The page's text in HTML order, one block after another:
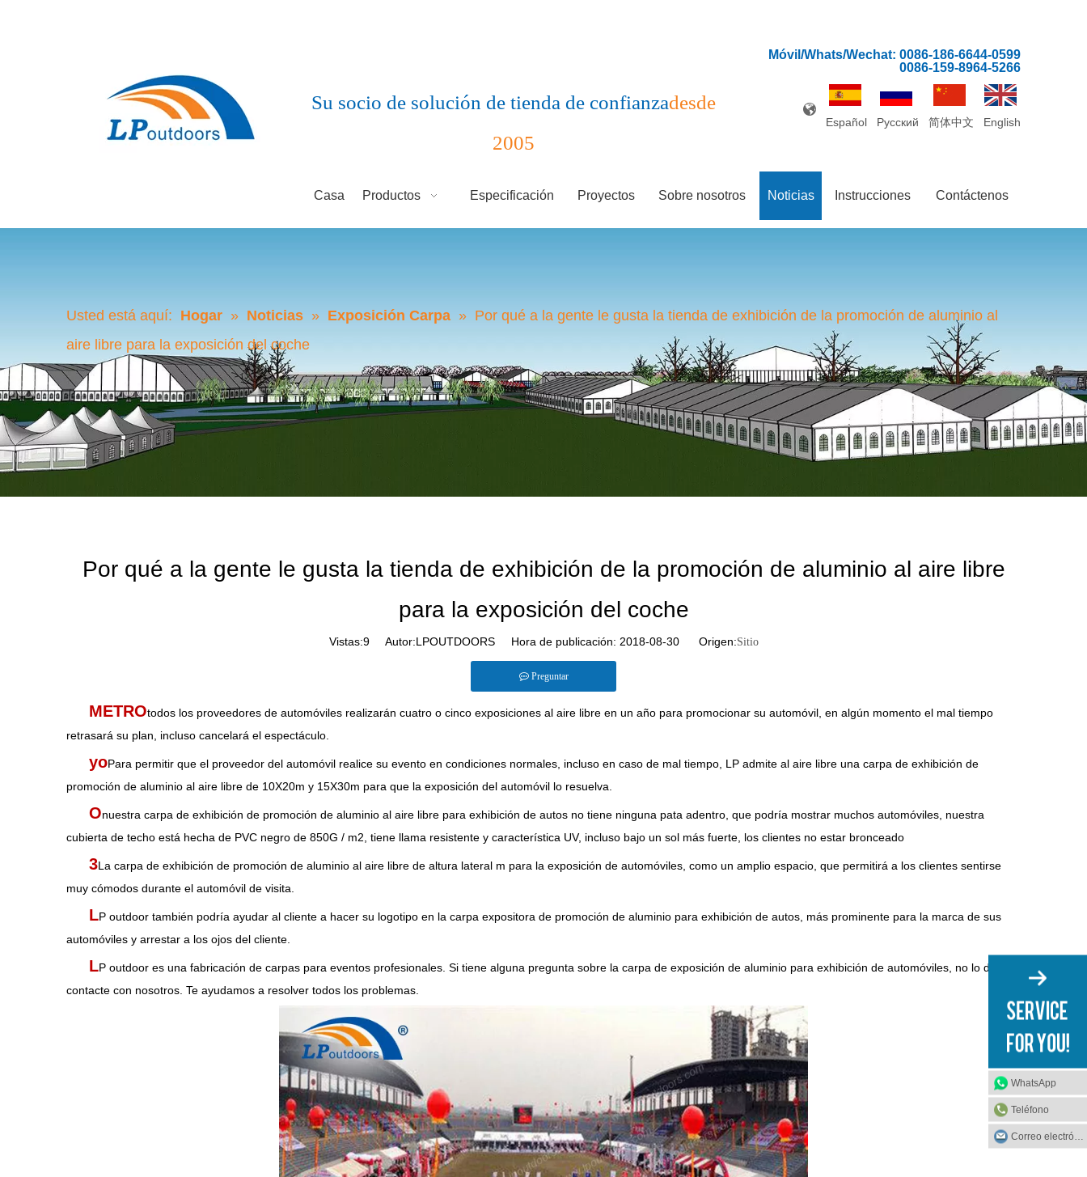
Móvil/Whats/Wechat: 0086-186-6644-0599
0086-159-8964-5266
Su socio de solución de tienda de confianzadesde
2005
Español Pусский 简体中文 English
Casa Productos Especificación Proyectos Sobre nosotros Noticias Instrucciones Contáctenos
Usted está aquí: Hogar » Noticias » Exposición Carpa » Por qué a la gente le gusta la tienda de exhibición de la promoción de aluminio al
aire libre para la exposición del coche
Por qué a la gente le gusta la tienda de exhibición de la promoción de aluminio al aire libre
para la exposición del coche
Vistas:9Autor:LPOUTDOORS Hora de publicación: 2018-08-30 Origen:Sitio
Preguntar
METROtodos los proveedores de automóviles realizarán cuatro o cinco exposiciones al aire libre en un año para promocionar su automóvil, en algún momento el mal tiempo
retrasará su plan, incluso cancelará el espectáculo.
yoPara permitir que el proveedor del automóvil realice su evento en condiciones normales, incluso en caso de mal tiempo, LP admite al aire libre una carpa de exhibición de
promoción de aluminio al aire libre de 10X20m y 15X30m para que la exposición del automóvil lo resuelva.
Onuestra carpa de exhibición de promoción de aluminio al aire libre para exhibición de autos no tiene ninguna pata adentro, que podría mostrar muchos automóviles, nuestra
cubierta de techo está hecha de PVC negro de 850G / m2, tiene llama resistente y característica UV, incluso bajo un sol más fuerte, los clientes no estar bronceado
3La carpa de exhibición de promoción de aluminio al aire libre de altura lateral m para la exposición de automóviles, como un amplio espacio, que permitirá a los clientes sentirse
muy cómodos durante el automóvil de visita.
LP outdoor también podría ayudar al cliente a hacer su logotipo en la carpa expositora de promoción de aluminio para exhibición de autos, más prominente para la marca de sus
automóviles y arrestar a los ojos del cliente.
LP outdoor es una fabricación de carpas para eventos profesionales. Si tiene alguna pregunta sobre la carpa de exposición de aluminio para exhibición de automóviles, no lo dude
contacte con nosotros. Te ayudamos a resolver todos los problemas.
WhatsApp
Teléfono